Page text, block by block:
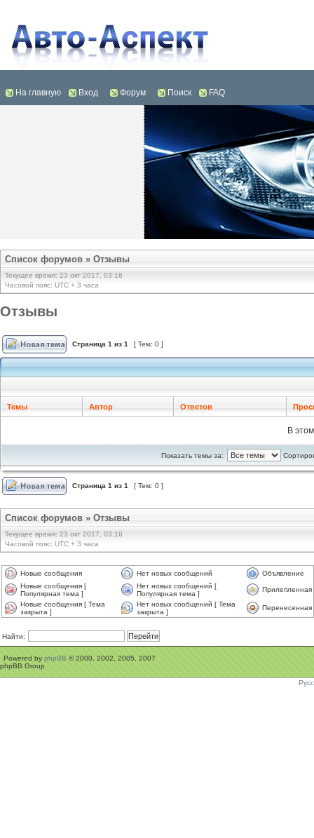
На главную Вход Форум Поиск FAQ
Список форумов » Отзывы
Текущее время: 23 окт 2017, 03:16
Часовой пояс: UTC + 3 часа
Отзывы
Страница 1 из 1 [ Тем: 0 ]
Темы Автор Ответов
В
Показать темы за:
Страница 1 из 1 [ Тем: 0 ]
Список форумов » Отзывы
Текущее время: 23 окт 2017, 03:16
Часовой пояс: UTC + 3 часа
Новые сообщения Нет новых сообщений
Объявление
Новые сообщения [
Популярная тема ]
Нет новых сообщений [
Популярная тема ]
Прилепленная
Новые сообщения [ Тема
закрыта ]
Нет новых сообщений [ Тема
закрыта ]
Перенесенная
Найти:
Powered by phpBB © 2000, 2002, 2005, 2007
phpBB Group